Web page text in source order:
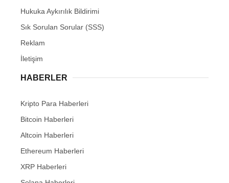
Hukuka Aykırılık Bildirimi
Sık Sorulan Sorular (SSS)
Reklam
İletişim
HABERLER
Kripto Para Haberleri
Bitcoin Haberleri
Altcoin Haberleri
Ethereum Haberleri
XRP Haberleri